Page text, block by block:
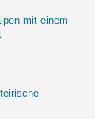
mit einem